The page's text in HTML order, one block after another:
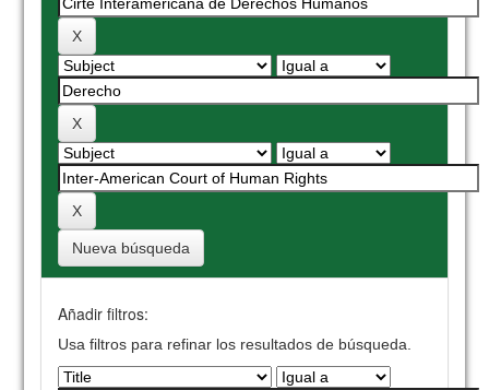
Nueva búsqueda
Añadir filtros:
Usa filtros para refinar los resultados de búsqueda.